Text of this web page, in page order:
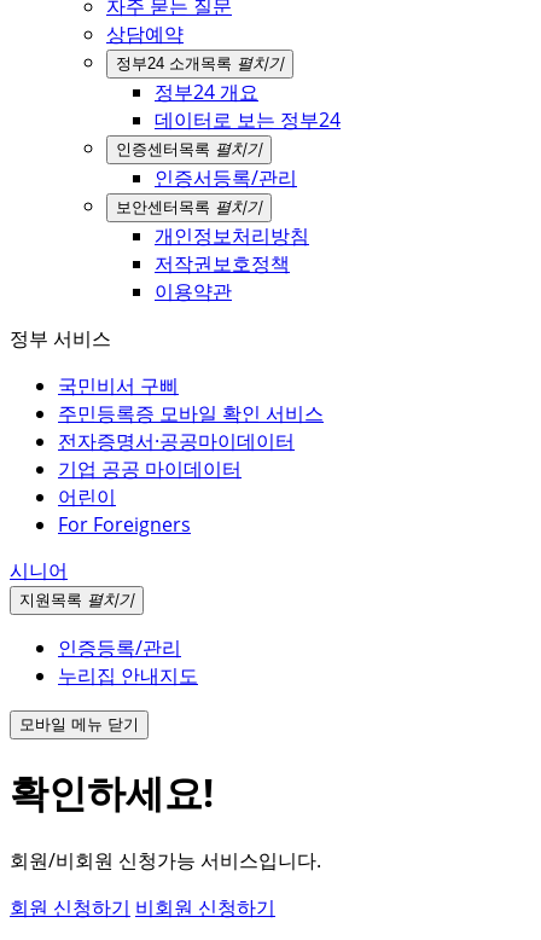
자주 묻는 질문
상담예약
정부24 소개 목록 펼치기
정부24 개요
데이터로 보는 정부24
인증센터 목록 펼치기
인증서등록/관리
보안센터 목록 펼치기
개인정보처리방침
저작권보호정책
이용약관
정부 서비스
국민비서 구삐
주민등록증 모바일 확인 서비스
전자증명서·공공마이데이터
기업 공공 마이데이터
어린이
For Foreigners
시니어
지원 목록 펼치기
인증등록/관리
누리집 안내지도
모바일 메뉴 닫기
확인하세요!
회원/비회원 신청가능 서비스입니다.
회원 신청하기 비회원 신청하기